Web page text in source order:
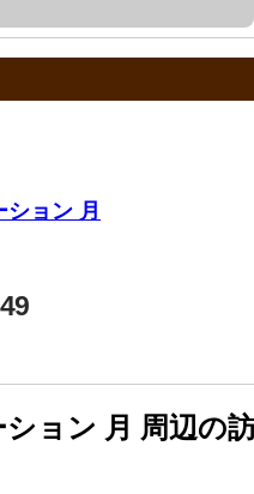
ョン 月
ョン 月 周辺の